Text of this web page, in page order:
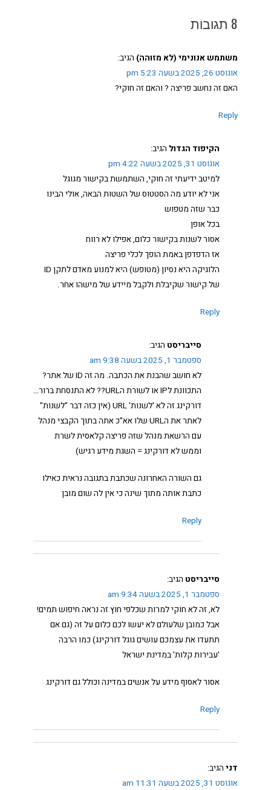
8 תגובות
משתמש אנונימי (לא מזוהה) הגיב:
אוגוסט 26, 2025 בשעה 5:23 pm
האם זה נחשב פריצה ? והאם זה חוקי?
Reply
הקיפוד הגדול הגיב:
אוגוסט 31, 2025 בשעה 4:22 pm
למיטב ידיעתי זה חוקי, השתמשת בקישור מגוגל
אני לא יודע מה הסטטוס של השטות הבאה, אולי הבינו
כבר שזה מטפוש
בכל אופן
אסור לשנות בקישור כלום, אפילו לא רווח
אז הדפדפן באמת הופך לכלי פריצה
הלוגיקה היא נסיון (מטופש) היא למנוע מאדם לתקן ID
של קישור שקיבלת ולקבל מיידע של מישהו אחר.
Reply
סייבריסט הגיב:
ספטמבר 1, 2025 בשעה 9:38 am
לא חושב שהבנת את הכתבה. מה זה ID של אתר?
התכוונת לIP או לשורת הURL?? לא התנסחת ברור…
דורקינג זה לא 'לשנות' URL (אין כזה דבר "לשנות"
לאתר את הURL שלו אא"כ אתה בתוך הקבצי מנהל
עם הרשאת מנהל שזה פריצה קלאסית לשרת
וממש לא דורקינג = השגת מידע רגיש)
גם השורה האחרונה שכתבת בתגובה נראית כאילו
כתבת אותה מתוך שינה כי אין לה שום מובן
Reply
סייבריסט הגיב:
ספטמבר 1, 2025 בשעה 9:34 am
לא, זה לא חוקי למרות שכלפי חוץ זה נראה חיפוש תמים!
אבל כמובן שלעולם לא יעשו לכם כלום על זה (גם אם
תתעדו את עצמכם עושים גוגל דורקינג) כמו הרבה
'עבירות קלות' במדינת ישראל
אסור לאסוף מידע על אנשים במדינה וכולל גם דורקינג
Reply
דני הגיב:
אוגוסט 31, 2025 בשעה 11:31 am